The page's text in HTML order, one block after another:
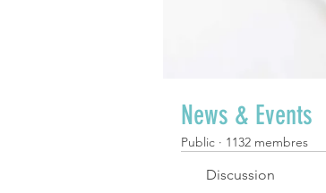
News & Events
Public · 1132 membres
Discussion